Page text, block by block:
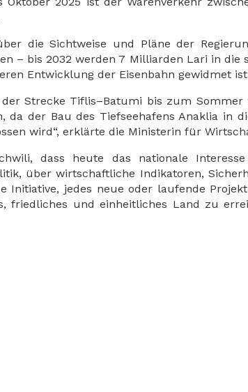
die Sichtweise und Pläne der
– bis 2032 werden 7 Milliarden Lari in die
Entwicklung der Eisenbahn gewidmet
Strecke Tiflis–Batumi bis zum
da der Bau des Tiefseehafens Anaklia in
wird“, erklärte die Ministerin für
dass heute das nationale
über wirtschaftliche Indikatoren,
Initiative, jedes neue oder laufende
friedliches und einheitliches Land zu